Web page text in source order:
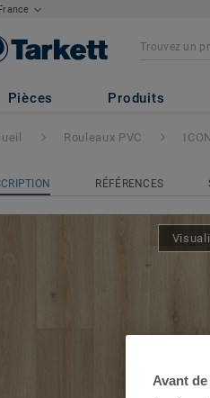
Pièces Produits
ResisTex
Rouleaux PVC
RÉFÉRENCES
Avant